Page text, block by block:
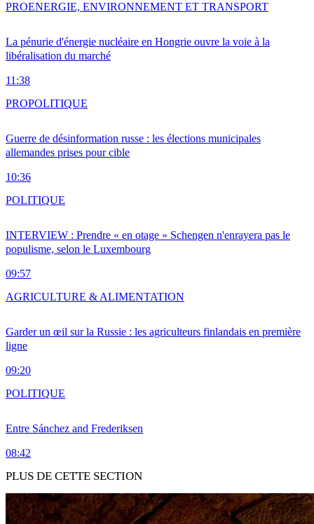
La pénurie d'énergie nucléaire en Hongrie ouvre la voie à la
libéralisation du marché
11:38
PROENERGIE, ENVIRONNEMENT ET TRANSPORT
Guerre de désinformation russe : les élections municipales
allemandes prises pour cible
10:36
PROPOLITIQUE
INTERVIEW : Prendre « en otage » Schengen n'enrayera pas le
populisme, selon le Luxembourg
09:57
POLITIQUE
Garder un œil sur la Russie : les agriculteurs finlandais en première
ligne
09:20
AGRICULTURE & ALIMENTATION
Entre Sánchez and Frederiksen
08:42
POLITIQUE
PLUS DE CETTE SECTION